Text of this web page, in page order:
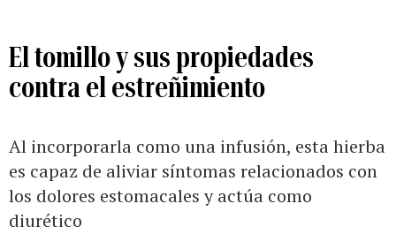
El tomillo y sus propiedades
contra el estreñimiento
Al incorporarla como una infusión, esta hierba
es capaz de aliviar síntomas relacionados con
los dolores estomacales y actúa como
diurético